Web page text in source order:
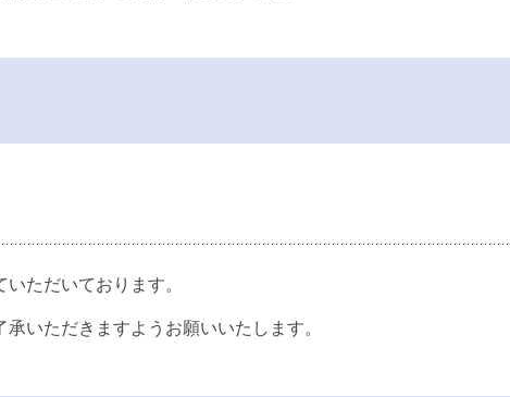
ただいております。
いただきますようお願いいたします。